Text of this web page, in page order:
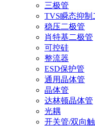
三极管
TVS瞬态抑制
稳压二极管
肖特基二极管
可控硅
整流器
ESD保护管
通用晶体管
晶体管
达林顿晶体管
光耦
开关管/双向